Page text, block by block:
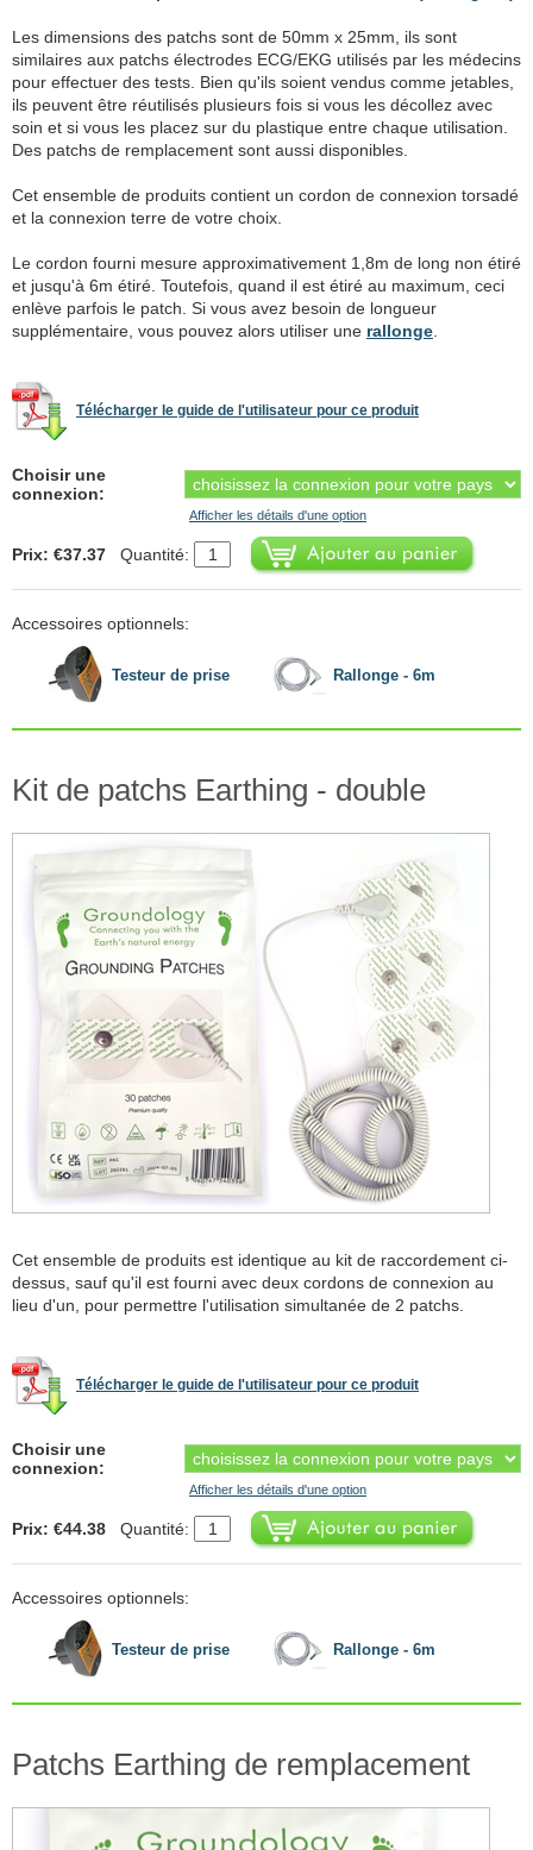
Les dimensions des patchs sont de 50mm x 25mm, ils sont
similaires aux patchs électrodes ECG/EKG utilisés par les médecins
pour effectuer des tests. Bien qu'ils soient vendus comme jetables,
ils peuvent être réutilisés plusieurs fois si vous les décollez avec
soin et si vous les placez sur du plastique entre chaque utilisation.
Des patchs de remplacement sont aussi disponibles.
Cet ensemble de produits contient un cordon de connexion torsadé
et la connexion terre de votre choix.
Le cordon fourni mesure approximativement 1,8m de long non étiré
et jusqu'à 6m étiré. Toutefois, quand il est étiré au maximum, ceci
enlève parfois le patch. Si vous avez besoin de longueur
supplémentaire, vous pouvez alors utiliser une rallonge
Télécharger le guide de l'utilisateur pour ce produit
Choisir une
connexion:
Afficher les détails d'une option
Prix: €37.37 Quantité:
Accessoires optionnels:
Testeur de prise Rallonge - 6m
Kit de patchs Earthing - double
Cet ensemble de produits est identique au kit de raccordement ci-
dessus, sauf qu'il est fourni avec deux cordons de connexion au
lieu d'un, pour permettre l'utilisation simultanée de 2 patchs.
Télécharger le guide de l'utilisateur pour ce produit
Choisir une
connexion:
Afficher les détails d'une option
Prix: €44.38 Quantité:
Accessoires optionnels:
Testeur de prise Rallonge - 6m
Patchs Earthing de remplacement